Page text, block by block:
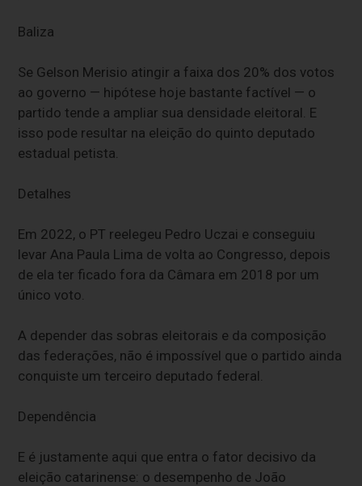
Baliza
Se Gelson Merisio atingir a faixa dos 20% dos votos
ao governo — hipótese hoje bastante factível — o
partido tende a ampliar sua densidade eleitoral. E
isso pode resultar na eleição do quinto deputado
estadual petista.
Detalhes
Em 2022, o PT reelegeu Pedro Uczai e conseguiu
levar Ana Paula Lima de volta ao Congresso, depois
de ela ter ficado fora da Câmara em 2018 por um
único voto.
A depender das sobras eleitorais e da composição
das federações, não é impossível que o partido ainda
conquiste um terceiro deputado federal.
Dependência
E é justamente aqui que entra o fator decisivo da
eleição catarinense: o desempenho de João